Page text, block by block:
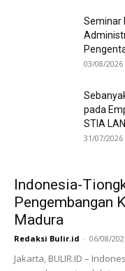
Seminar
03/08/2026
pada
STIA
31/07/2026
Indonesia-
Pengembangan
Madura
Redaksi Bulir.id - 06/08/
Jakarta, BULIR.ID –